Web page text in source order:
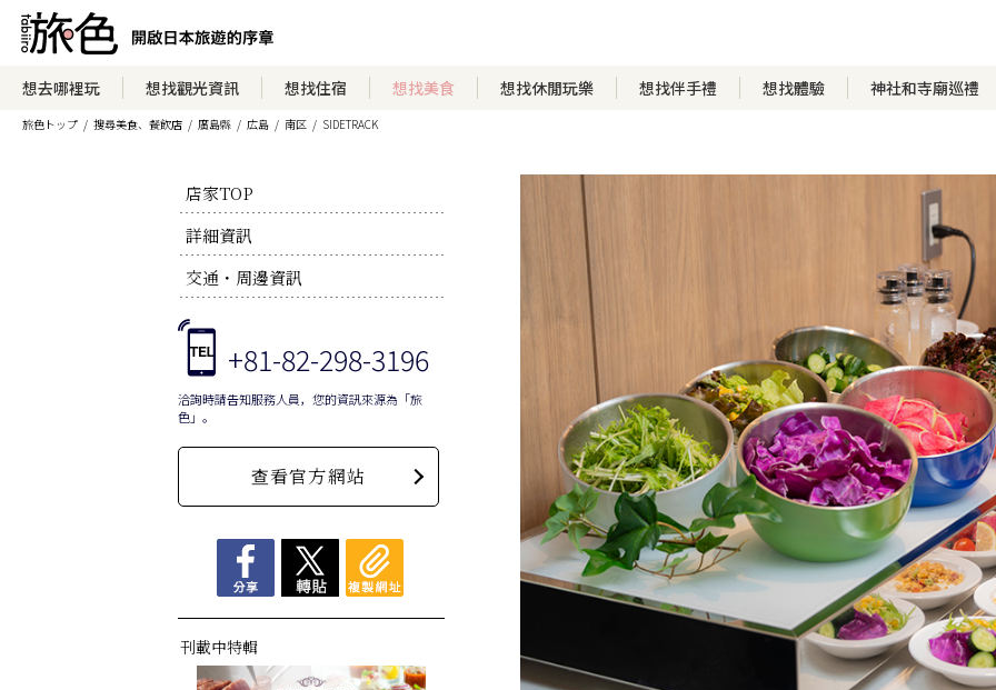
想去哪裡玩 想找觀光資訊 想找住宿 想找美食 想找休閒玩樂 想找伴手禮 想找體驗 神社和寺廟巡禮
旅色トップ 搜尋美食、餐飲店 廣島縣 広島 南区 SIDETRACK
店家TOP
詳細資訊
交通・周邊資訊
+81-82-298-3196
洽詢時請告知服務人員，您的資訊來源為「旅
色」。
查看官方網站
刊載中特輯